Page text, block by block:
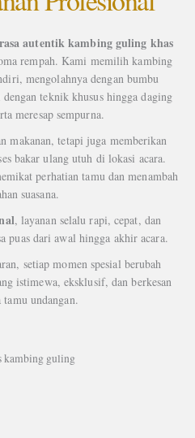
autentik kambing guling khas
rempah. Kami memilih kambing
mengolahnya dengan bumbu
teknik khusus hingga daging
meresap sempurna.
makanan, tetapi juga memberikan
bakar ulang utuh di lokasi acara.
perhatian tamu dan menambah
suasana.
, layanan selalu rapi, cepat, dan
puas dari awal hingga akhir acara.
setiap momen spesial berubah
istimewa, eksklusif, dan berkesan
tamu undangan.